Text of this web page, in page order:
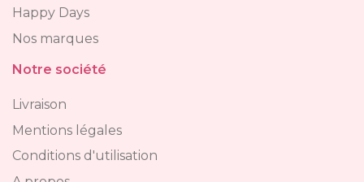
Happy Days
Nos marques
Notre société
Livraison
Mentions légales
Conditions d'utilisation